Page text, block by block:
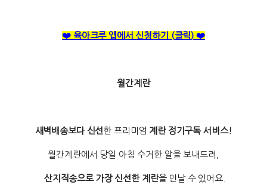
❤️ 육아크루 앱에서 신청하기 (클릭) ❤️
월간계란
새벽배송보다 신선한 프리미엄 계란 정기구독 서비스!
월간계란에서 당일 아침 수거한 알을 보내드려,
산지직송으로 가장 신선한 계란을 만날 수 있어요.